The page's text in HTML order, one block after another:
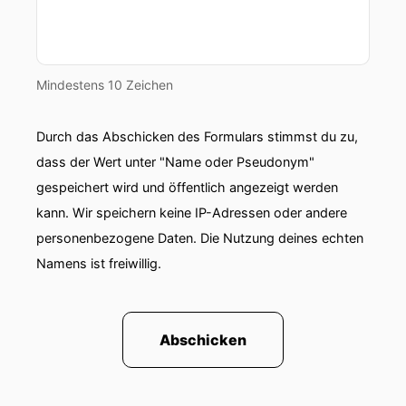
man trinkt zu wenig weil man vergisst wie viel
00:01:19: Man wird schneller ungeduldig oder
träger je nachdem.
00:01:23: Kein Mensch würde sagen die Hitze
habe keinen Einfluss auf sein Verhalten.
00:01:27: Das weiß jeder aus eigener Erfahrung.
Nur passiert das nicht nur im Sommer sondern
in starken Marktphasen Weil er sich dabei nicht
unangenehm anfühlt.
Mindestens 10 Zeichen
Durch das Abschicken des Formulars stimmst du zu,
dass der Wert unter "Name oder Pseudonym"
gespeichert wird und öffentlich angezeigt werden
kann. Wir speichern keine IP-Adressen oder andere
personenbezogene Daten. Die Nutzung deines echten
Namens ist freiwillig.
Abschicken